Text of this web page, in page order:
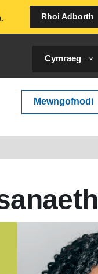
Rhoi Adborth
Cymraeg ‎
Mewngofnodi